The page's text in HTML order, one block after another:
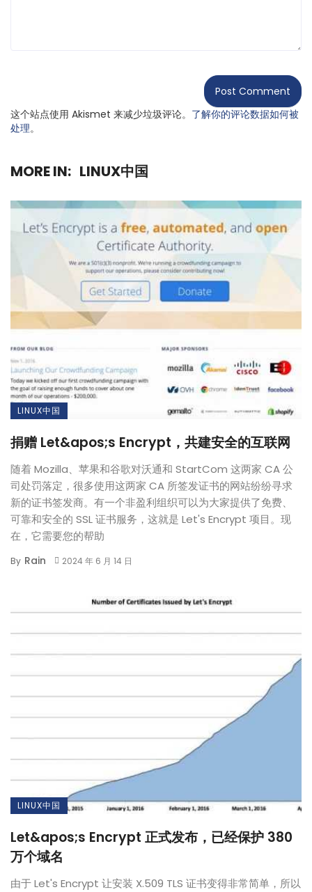
这个站点使用 Akismet 来减少垃圾评论。 了解你的评论数据如何被
处理。
MORE IN: LINUX中国
LINUX中国
捐赠 Let&apos;s Encrypt，共建安全的互联网
随着 Mozilla、苹果和谷歌对沃通和 StartCom 这两家 CA 公
司处罚落定，很多使用这两家 CA 所签发证书的网站纷纷寻求
新的证书签发商。有一个非盈利组织可以为大家提供了免费、
可靠和安全的 SSL 证书服务，这就是 Let's Encrypt 项目。现
在，它需要您的帮助
By Rain 2024 年 6 月 14 日
LINUX中国
Let&apos;s Encrypt 正式发布，已经保护 380
万个域名
由于 Let's Encrypt 让安装 X.509 TLS 证书变得非常简单，所以